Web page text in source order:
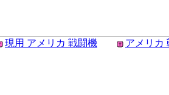
現用 アメリカ 戦闘機 アメリカ